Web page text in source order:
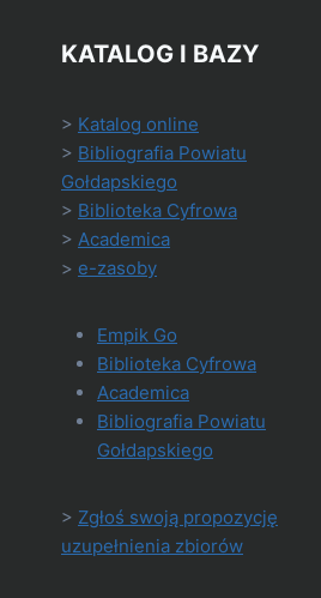
KATALOG I BAZY
> Katalog online
> Bibliografia Powiatu
Gołdapskiego
> Biblioteka Cyfrowa
> Academica
> e-zasoby
Empik Go
Biblioteka Cyfrowa
Academica
Bibliografia Powiatu
Gołdapskiego
> Zgłoś swoją propozycję
uzupełnienia zbiorów